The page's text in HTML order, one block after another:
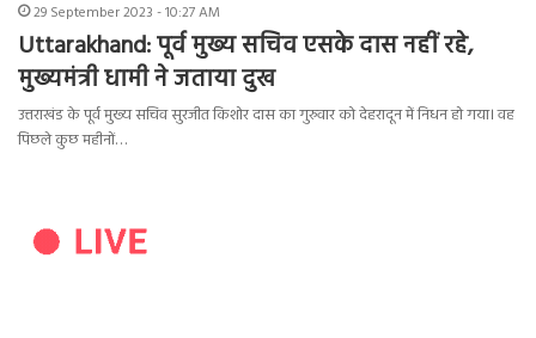
29 September 2023 - 10:27 AM
Uttarakhand: पूर्व मुख्य सचिव एसके दास नहीं रहे,
मुख्यमंत्री धामी ने जताया दुख
उत्तराखंड के पूर्व मुख्य सचिव सुरजीत किशोर दास का गुरुवार को देहरादून में निधन हो गया। वह
पिछले कुछ महीनों…